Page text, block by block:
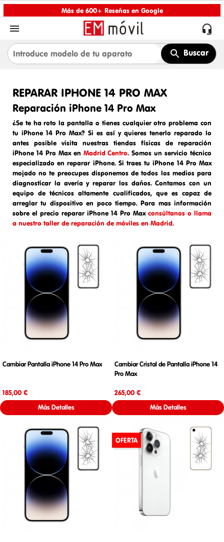
Más de 600+ Reseñas en Google
 
Buscar
REPARAR IPHONE 14 PRO MAX
Reparación iPhone 14 Pro Max
¿Se te ha roto la pantalla o tienes cualquier otro problema con
tu iPhone 14 Pro Max? Si es así y quieres tenerlo reparado lo
antes posible visita nuestras tiendas físicas de reparación
iPhone 14 Pro Max en Madrid Centro. Somos unservicio técnico
especializado en reparar iPhone. Si traes tuiPhone 14 Pro Max
mojadono te preocupes disponemos de todos los medios para
diagnosticar la avería y reparar los daños. Contamos con un
equipo de técnicos altamente cualificados, que es capaz de
arreglar tu dispositivo en poco tiempo. Para mas información
sobre el precio reparar iPhone 14 Pro Max consúltanos o llama
a nuestro taller de reparación de móviles en Madrid.
Cambiar Pantalla iPhone 14 Pro Max
185,00 €
Más Detalles
Cambiar Cristal de Pantalla iPhone 14
Pro Max
265,00 €
Más Detalles
OFERTA